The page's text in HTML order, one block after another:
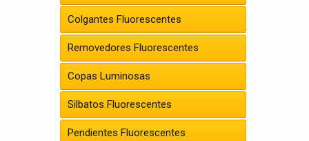
Colgantes Fluorescentes
Removedores Fluorescentes
Copas Luminosas
Silbatos Fluorescentes
Pendientes Fluorescentes